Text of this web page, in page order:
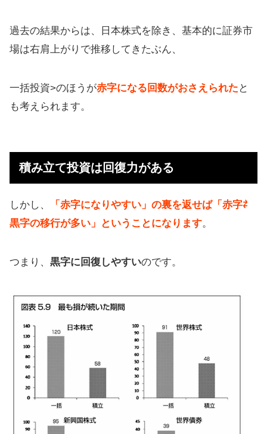
過去の結果からは、日本株式を除き、基本的に証券市
場は右肩上がりで推移してきたぶん、
一括投資>のほうが赤字になる回数がおさえられた と
も考えられます。
積み立て投資は回復力がある
しかし、
「赤字になりやすい」の裏を返せば「赤字⇄
黒字の移行が多い」ということになります。
つまり、 黒字に回復しやすいのです。